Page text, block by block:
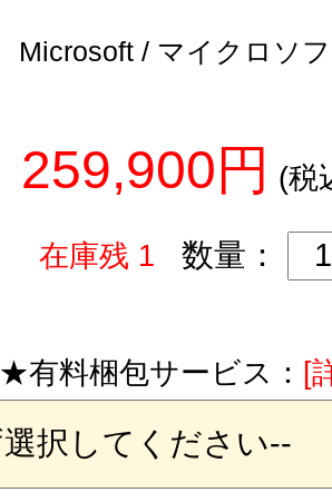
Microsoft / マイクロソ
259,900円 (税
在庫残 1 数量：
★有料梱包サービス： [